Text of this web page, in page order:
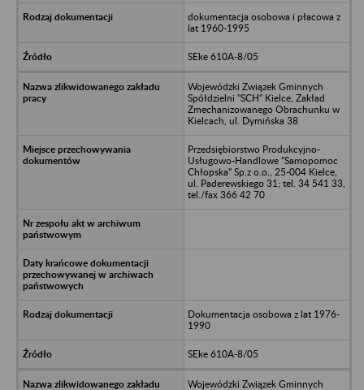
dokumentacja osobowa i płacowa z
lat 1960-1995
SEke 610A-8/05
Wojewódzki Związek Gminnych
Spółdzielni "SCH" Kielce, Zakład
Zmechanizowanego Obrachunku w
Kielcach, ul. Dymińska 38
Przedsiębiorstwo Produkcyjno-
Usługowo-Handlowe "Samopomoc
Chłopska" Sp.z o.o., 25-004 Kielce,
ul. Paderewskiego 31; tel. 34 541 33,
tel./fax 366 42 70
Dokumentacja osobowa z lat 1976-
1990
SEke 610A-8/05
Wojewódzki Związek Gminnych